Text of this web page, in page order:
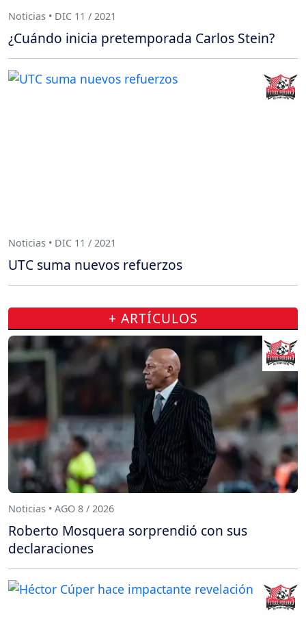
Noticias • DIC 11 / 2021
¿Cuándo inicia pretemporada Carlos Stein?
Noticias • DIC 11 / 2021
UTC suma nuevos refuerzos
+ ARTÍCULOS
Noticias • AGO 8 / 2026
Roberto Mosquera sorprendió con sus
declaraciones